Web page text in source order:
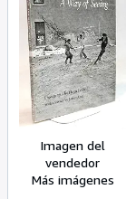
Imagen del
vendedor
Más imágenes